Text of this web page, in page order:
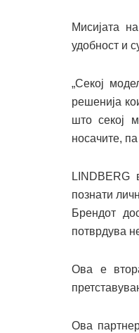
Мисијата
удобност и
„Секој
решенија
што секој
носачите,
LINDBERG
познати
Брендот
потврдува
Ова е
Ова